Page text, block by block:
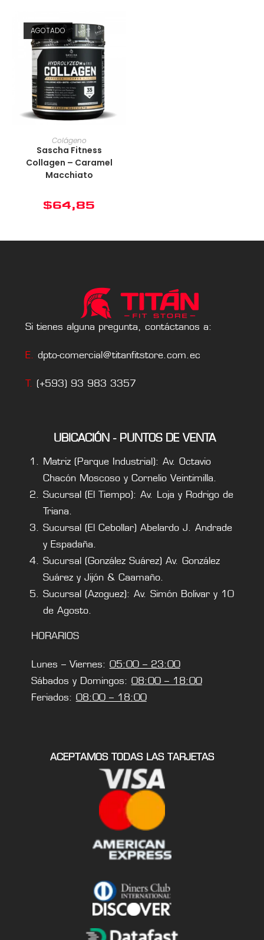
AGOTADO
Colágeno
Sascha Fitness
Collagen – Caramel
Macchiato
$64,85
Si tienes alguna pregunta, contáctanos a:
E. dpto-comercial@titanfitstore.com.ec
T. (+593) 93 983 3357
UBICACIÓN - PUNTOS DE VENTA
Matriz (Parque Industrial): Av. Octavio
Chacón Moscoso y Cornelio Veintimilla.
Sucursal (El Tiempo): Av. Loja y Rodrigo de
Triana.
Sucursal (El Cebollar) Abelardo J. Andrade
y Espadaña.
Sucursal (González Suárez) Av. González
Suárez y Jijón & Caamaño.
Sucursal (Azoguez): Av. Simón Bolivar y 10
de Agosto.
HORARIOS
Lunes – Viernes: 05:00 – 23:00
Sábados y Domingos: 08:00 – 18:00
Feriados: 08:00 – 18:00
ACEPTAMOS TODAS LAS TARJETAS